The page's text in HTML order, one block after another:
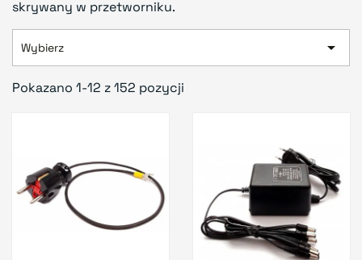
skrywany w przetworniku.
Wybierz 
Pokazano 1-12 z 152 pozycji